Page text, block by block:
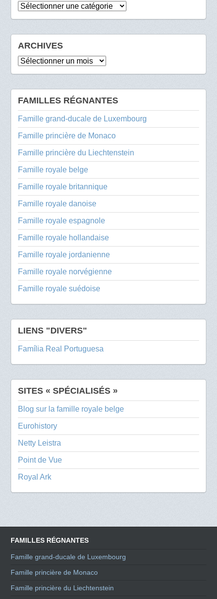
Catégories
ARCHIVES
Archives
FAMILLES RÉGNANTES
Famille grand-ducale de Luxembourg
Famille princière de Monaco
Famille princière du Liechtenstein
Famille royale belge
Famille royale britannique
Famille royale danoise
Famille royale espagnole
Famille royale hollandaise
Famille royale jordanienne
Famille royale norvégienne
Famille royale suédoise
LIENS "DIVERS"
Família Real Portuguesa
SITES « SPÉCIALISÉS »
Blog sur la famille royale belge
Eurohistory
Netty Leistra
Point de Vue
Royal Ark
FAMILLES RÉGNANTES
Famille grand-ducale de Luxembourg
Famille princière de Monaco
Famille princière du Liechtenstein